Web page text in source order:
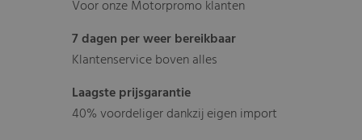
Voor onze Motorpromo klanten
7 dagen per weer bereikbaar
Klantenservice boven alles
Laagste prijsgarantie
40% voordeliger dankzij eigen import